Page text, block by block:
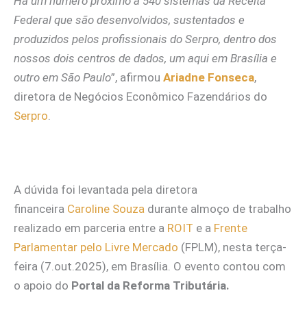
Federal que são desenvolvidos, sustentados e
produzidos pelos profissionais do Serpro, dentro dos
nossos dois centros de dados, um aqui em Brasília e
outro em São Paulo”, afirmou Ariadne Fonseca,
diretora de Negócios Econômico Fazendários do
Serpro.
A dúvida foi levantada pela diretora
financeira Caroline Souza durante almoço de trabalho
realizado em parceria entre a ROIT e a Frente
Parlamentar pelo Livre Mercado (FPLM), nesta terça-
feira (7.out.2025), em Brasília. O evento contou com
o apoio do Portal da Reforma Tributária.